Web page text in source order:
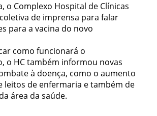
o Complexo Hospital de Clínicas
de imprensa para falar
para a vacina do novo
como funcionará o
o HC também informou novas
à doença, como o aumento
leitos de enfermaria e também de
área da saúde.